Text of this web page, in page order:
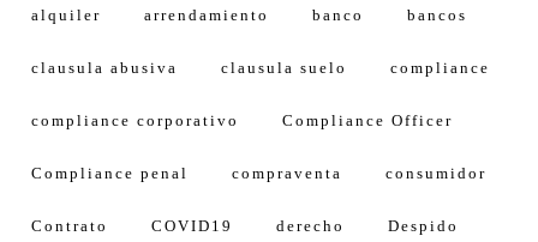
alquiler arrendamiento banco bancos
clausula abusiva clausula suelo compliance
compliance corporativo Compliance Officer
Compliance penal compraventa consumidor
Contrato COVID19 derecho Despido